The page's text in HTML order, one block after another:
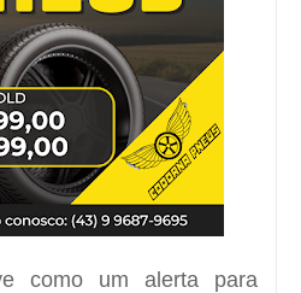
como um alerta para